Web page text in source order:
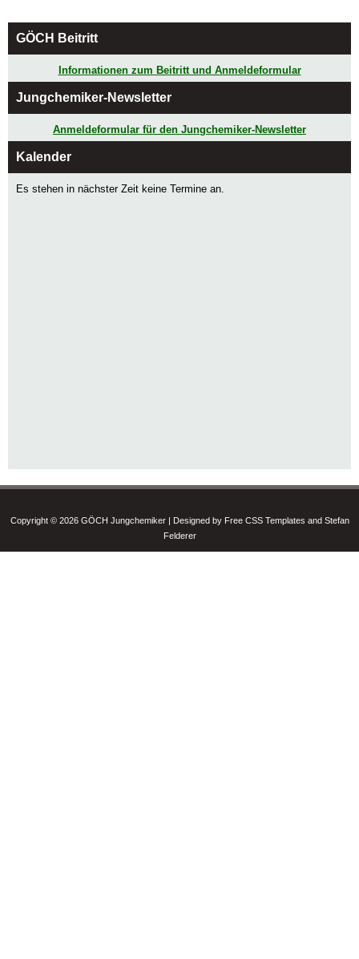
GÖCH Beitritt
Informationen zum Beitritt und Anmeldeformular
Jungchemiker-Newsletter
Anmeldeformular für den Jungchemiker-Newsletter
Kalender
Es stehen in nächster Zeit keine Termine an.
Copyright © 2026 GÖCH Jungchemiker | Designed by Free CSS Templates and Stefan
Felderer